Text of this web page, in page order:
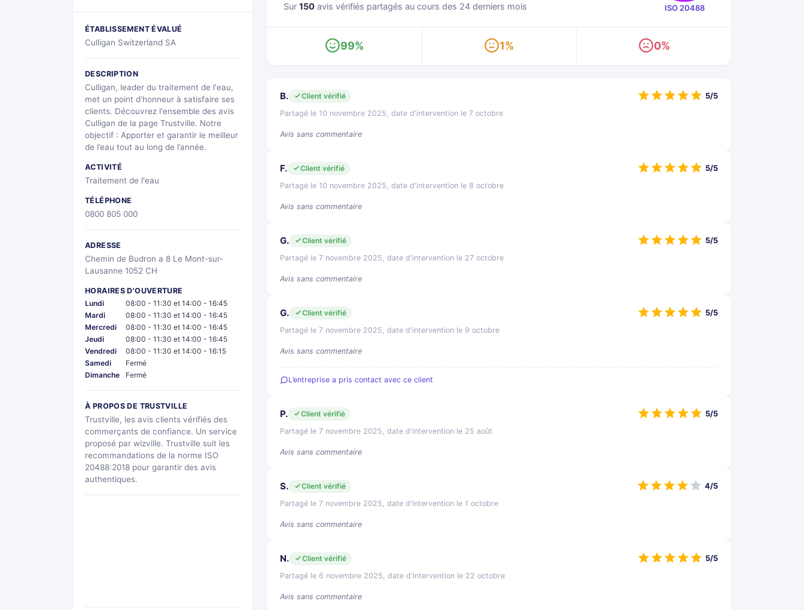
ÉTABLISSEMENT ÉVALUÉ
Culligan Switzerland SA
DESCRIPTION
Culligan, leader du traitement de l'eau,
met un point d'honneur à satisfaire ses
clients. Découvrez l'ensemble des avis
Culligan de la page Trustville. Notre
objectif : Apporter et garantir le meilleur
de l’eau tout au long de l’année.
ACTIVITÉ
Traitement de l'eau
TÉLÉPHONE
0800 805 000
ADRESSE
Chemin de Budron a 8 Le Mont-sur-
Lausanne 1052 CH
HORAIRES D'OUVERTURE
Lundi
08:00 - 11:30 et 14:00 - 16:45
Mardi
08:00 - 11:30 et 14:00 - 16:45
Mercredi
08:00 - 11:30 et 14:00 - 16:45
Jeudi
08:00 - 11:30 et 14:00 - 16:45
Vendredi
08:00 - 11:30 et 14:00 - 16:15
Samedi
Fermé
Dimanche
Fermé
À PROPOS DE TRUSTVILLE
Trustville, les avis clients vérifiés des
commerçants de confiance. Un service
proposé par wizville. Trustville suit les
recommandations de la norme ISO
20488:2018 pour garantir des avis
authentiques.
Sur 150 avis vérifiés partagés au cours des 24 derniers mois ISO 20488
99% 1% 0%
B.
Client vérifié
Partagé le 10 novembre 2025, date d'intervention le 7 octobre
Avis sans commentaire
5/5
F.
Client vérifié
Partagé le 10 novembre 2025, date d'intervention le 8 octobre
Avis sans commentaire
5/5
G.
Client vérifié
Partagé le 7 novembre 2025, date d'intervention le 27 octobre
Avis sans commentaire
5/5
G.
Client vérifié
Partagé le 7 novembre 2025, date d'intervention le 9 octobre
Avis sans commentaire
5/5
L’entreprise a pris contact avec ce client
P.
Client vérifié
Partagé le 7 novembre 2025, date d'intervention le 25 août
Avis sans commentaire
5/5
S.
Client vérifié
Partagé le 7 novembre 2025, date d'intervention le 1 octobre
Avis sans commentaire
4/5
N.
Client vérifié
Partagé le 6 novembre 2025, date d'intervention le 22 octobre
Avis sans commentaire
5/5